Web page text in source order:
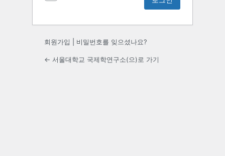
회원가입 비밀번호를 잊으셨나요?
← 서울대학교 국제학연구소(으)로 가기